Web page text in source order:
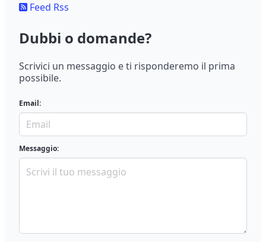
Feed Rss
Dubbi o domande?
Scrivici un messaggio e ti risponderemo il prima
possibile.
Email:
Messaggio: